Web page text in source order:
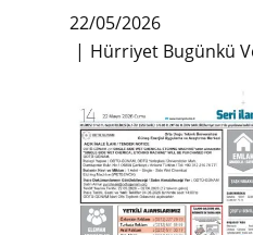
22/05/2026
Hürriyet Bugünkü